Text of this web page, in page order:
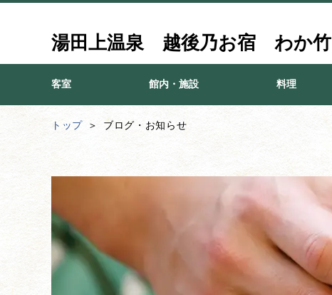
湯田上温泉 越後乃お宿 わか竹
客室 館内・施設 料理
トップ ブログ・お知らせ